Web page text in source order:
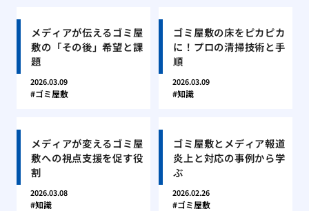
メディアが伝えるゴミ屋
敷の「その後」希望と課
題
2026.03.09
ゴミ屋敷
ゴミ屋敷の床をピカピカ
に！プロの清掃技術と手
順
2026.03.09
知識
メディアが変えるゴミ屋
敷への視点支援を促す役
割
2026.03.08
知識
ゴミ屋敷とメディア報道
炎上と対応の事例から学
ぶ
2026.02.26
ゴミ屋敷